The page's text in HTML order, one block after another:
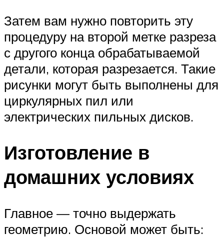
Затем вам нужно повторить эту
процедуру на второй метке разреза
с другого конца обрабатываемой
детали, которая разрезается. Такие
рисунки могут быть выполнены для
циркулярных пил или
электрических пильных дисков.
Изготовление в
домашних условиях
Главное — точно выдержать
геометрию. Основой может быть: